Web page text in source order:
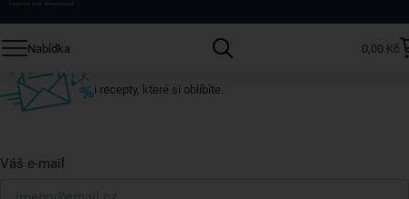
Nabídka 0,00 Kč
Přihlaste se k odběru našeho newsletteru.
i recepty, které si oblíbíte.
Váš e-mail